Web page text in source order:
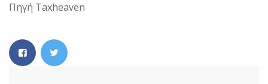
Πηγή Taxheaven